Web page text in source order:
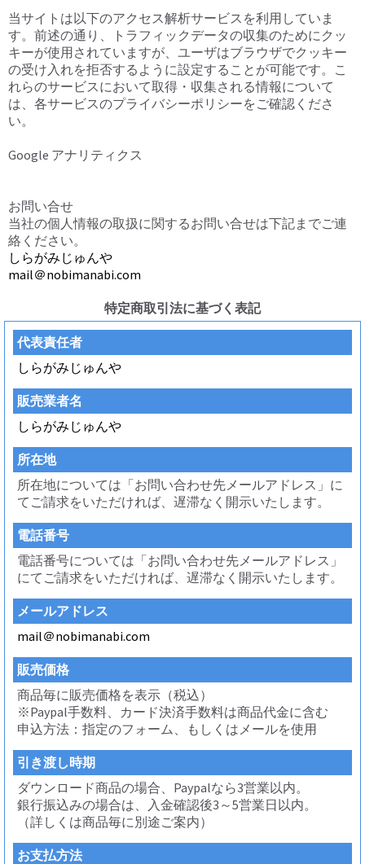
当サイトは以下のアクセス解析サービスを利用していま
す。前述の通り、トラフィックデータの収集のためにクッ
キーが使用されていますが、ユーザはブラウザでクッキー
の受け入れを拒否するように設定することが可能です。こ
れらのサービスにおいて取得・収集される情報について
は、各サービスのプライバシーポリシーをご確認くださ
い。
Google アナリティクス
お問い合せ
当社の個人情報の取扱に関するお問い合せは下記までご連
絡ください。
しらがみじゅんや
mail＠nobimanabi.com
特定商取引法に基づく表記
代表責任者
しらがみじゅんや
販売業者名
しらがみじゅんや
所在地
所在地については「お問い合わせ先メールアドレス」に
てご請求をいただければ、遅滞なく開示いたします。
電話番号
電話番号については「お問い合わせ先メールアドレス」
にてご請求をいただければ、遅滞なく開示いたします。
メールアドレス
mail＠nobimanabi.com
販売価格
商品毎に販売価格を表示（税込）
※Paypal手数料、カード決済手数料は商品代金に含む
申込方法：指定のフォーム、もしくはメールを使用
引き渡し時期
ダウンロード商品の場合、Paypalなら3営業以内。
銀行振込みの場合は、入金確認後3～5営業日以内。
（詳しくは商品毎に別途ご案内）
お支払方法